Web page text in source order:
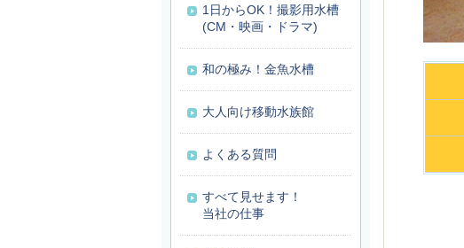
1日からOK！撮影用水槽
(CM・映画・ドラマ)
和の極み！金魚水槽
大人向け移動水族館
よくある質問
すべて見せます！
当社の仕事